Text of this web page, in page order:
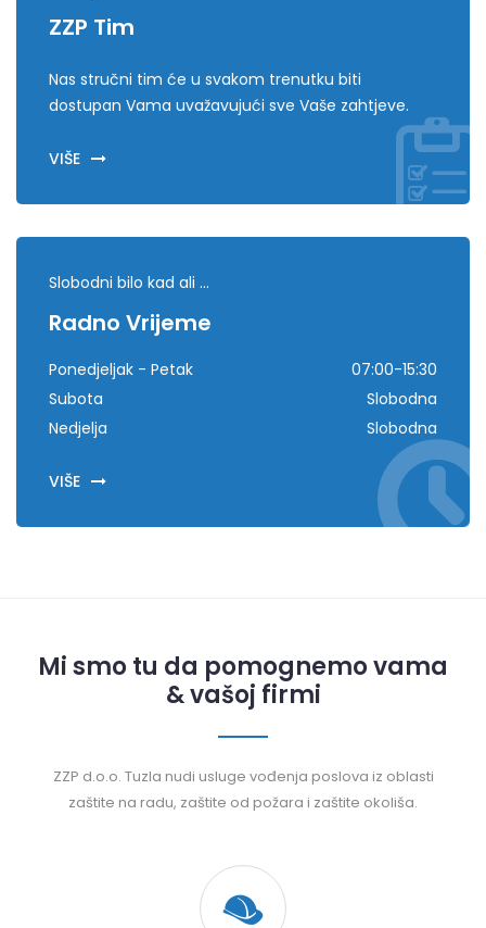
ZZP Tim
Nas stručni tim će u svakom trenutku biti
dostupan Vama uvažavujući sve Vaše zahtjeve.
VIŠE
Slobodni bilo kad ali ...
Radno Vrijeme
Ponedjeljak - Petak
07:00-15:30
Subota
Slobodna
Nedjelja
Slobodna
VIŠE
Mi smo tu da pomognemo vama
& vašoj firmi
ZZP d.o.o. Tuzla nudi usluge vođenja poslova iz oblasti
zaštite na radu, zaštite od požara i zaštite okoliša.